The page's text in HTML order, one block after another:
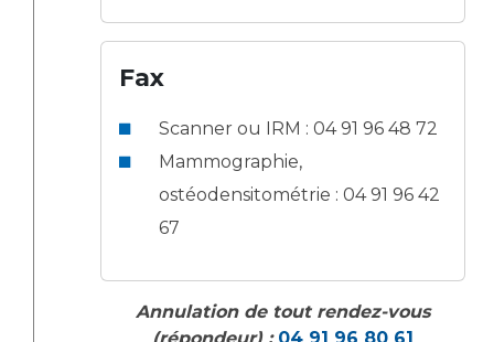
Vos représentants
La Commission Des Usagers (CDU)
Les Comités Locaux des Usagers
Le projet des usagers
Dossiers de presse
Médiathèque
Fournisseurs
Documents utiles
Fax
Scanner ou IRM : 04 91 96 48 72
Mammographie,
ostéodensitométrie : 04 91 96 42
67
Annulation de tout rendez-vous